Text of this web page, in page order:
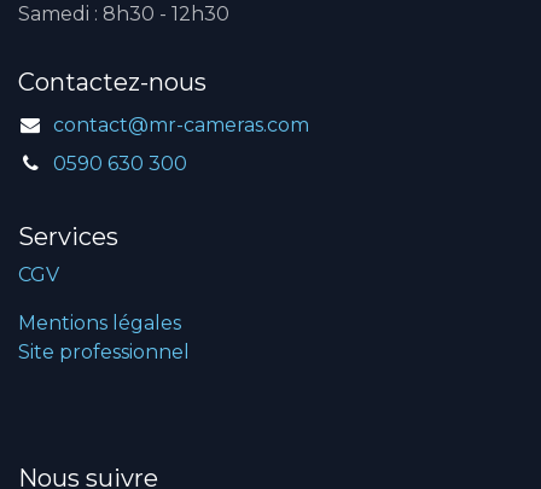
Samedi : 8h30 - 12h30
Contactez-nous
contact@mr-cameras.com
0590 630 300
Services
CGV
Mentions légales
Site professionnel
Nous suivre